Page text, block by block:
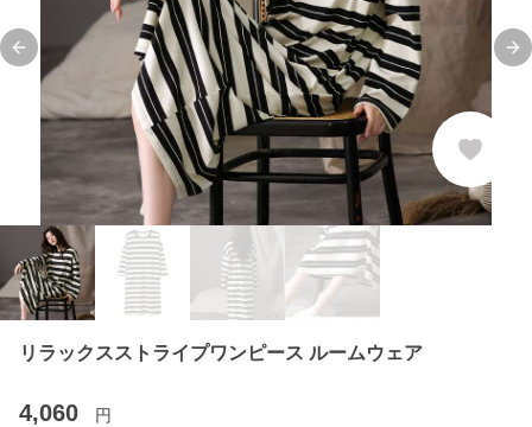
Previous slide
リラックスストライプワンピース ルームウェア
4,060 円